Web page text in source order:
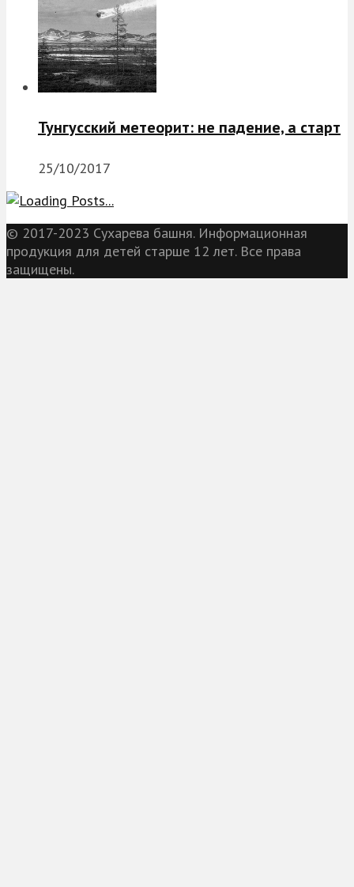
Тунгусский метеорит: не падение, а старт
25/10/2017
© 2017-2023 Сухарева башня. Информационная
продукция для детей старше 12 лет. Все права
защищены.